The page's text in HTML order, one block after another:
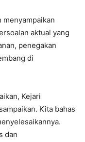
menyampaikan
aktual yang
penegakan
di
Kejari
Kita bahas
dan